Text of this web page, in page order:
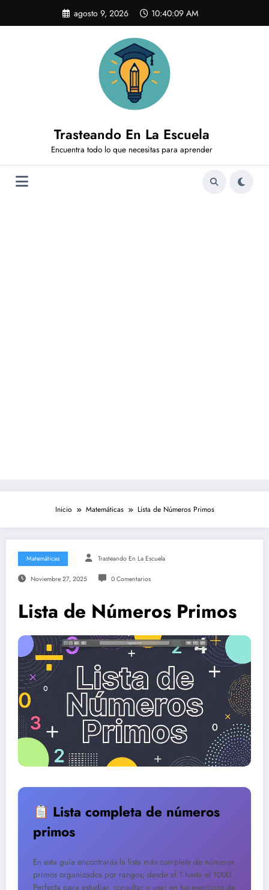
contenido
agosto 9, 2026 10:40:10 AM
Trasteando En La Escuela
Encuentra todo lo que necesitas para aprender
Inicio Matemáticas Lista de Números Primos
Matemáticas Trasteando En La Escuela
Noviembre 27, 2025 0 Comentarios
Lista de Números Primos
Lista completa de números
primos
En esta guía encontrarás la lista más completa de números
primos organizados por rangos, desde el 1 hasta el 1000.
Perfecta para estudiar, consultar o usar en tus ejercicios de